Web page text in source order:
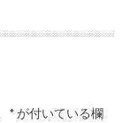
*が付いている欄